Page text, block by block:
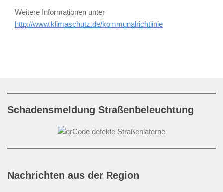
Weitere Informationen unter
http://www.klimaschutz.de/kommunalrichtlinie
Schadensmeldung Straßenbeleuchtung
Nachrichten aus der Region